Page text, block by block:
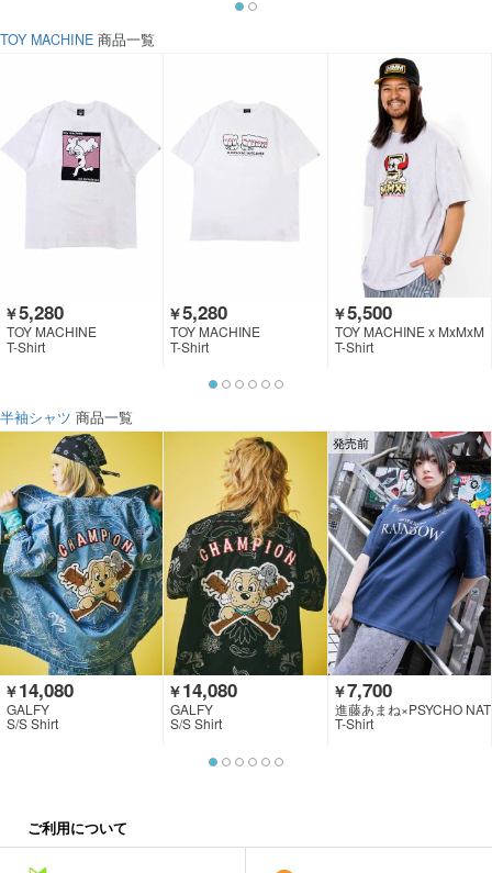
TOY MACHINE 商品一覧
￥5,280
TOY MACHINE
T-Shirt
￥5,280
TOY MACHINE
T-Shirt
￥5,500
TOY MACHINE x MxMxM
T-Shirt
半袖シャツ 商品一覧
￥14,080
GALFY
S/S Shirt
￥14,080
GALFY
S/S Shirt
発売前
￥7,700
進藤あまね×PSYCHO NAT
ION×GEKIROCK CLOTHI
T-Shirt
ご利用について